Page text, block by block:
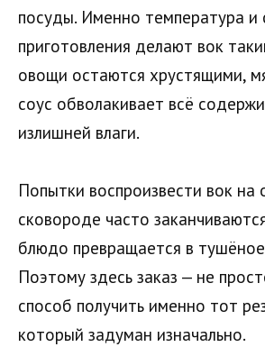
посуды. Именно температура и
приготовления делают вок
овощи остаются хрустящими,
соус обволакивает всё
излишней влаги.
Попытки воспроизвести вок на
сковороде часто
блюдо превращается в
Поэтому здесь заказ — не
способ получить именно тот
который задуман изначально.